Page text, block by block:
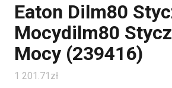
Eaton Dilm80
Mocydilm80
Mocy (239416)
1 201.71 zł